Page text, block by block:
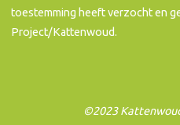
toestemming heeft verzocht en
Project/Kattenwoud.
©2023